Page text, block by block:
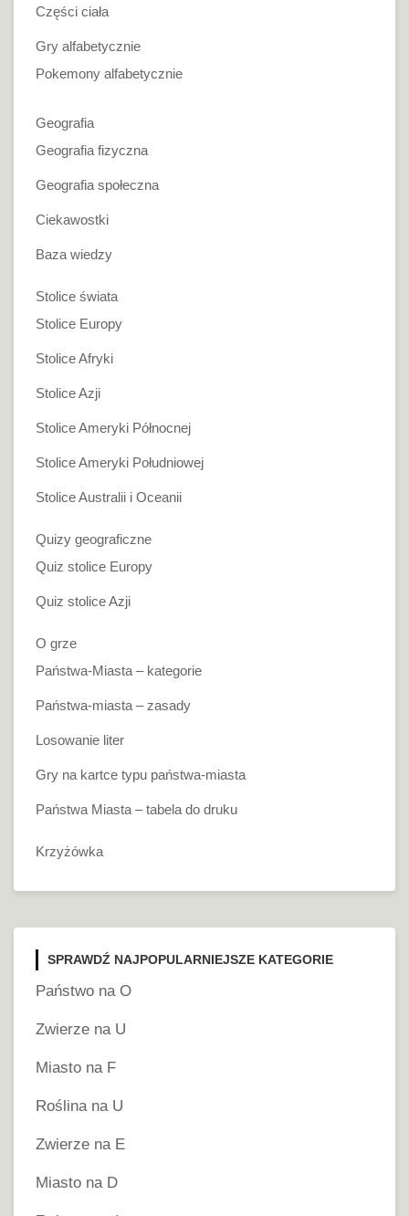
Części ciała
Gry alfabetycznie
Pokemony alfabetycznie
Geografia
Geografia fizyczna
Geografia społeczna
Ciekawostki
Baza wiedzy
Stolice świata
Stolice Europy
Stolice Afryki
Stolice Azji
Stolice Ameryki Północnej
Stolice Ameryki Południowej
Stolice Australii i Oceanii
Quizy geograficzne
Quiz stolice Europy
Quiz stolice Azji
O grze
Państwa-Miasta – kategorie
Państwa-miasta – zasady
Losowanie liter
Gry na kartce typu państwa-miasta
Państwa Miasta – tabela do druku
Krzyżówka
SPRAWDŹ NAJPOPULARNIEJSZE KATEGORIE
Państwo na O
Zwierze na U
Miasto na F
Roślina na U
Zwierze na E
Miasto na D